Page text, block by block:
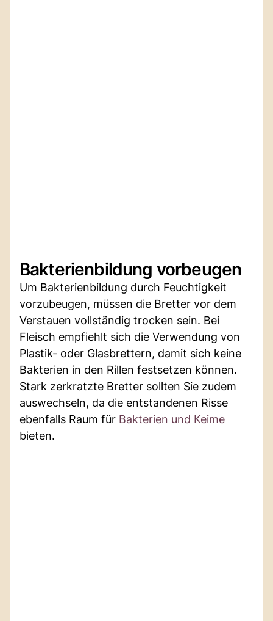
Bakterienbildung vorbeugen
Um Bakterienbildung durch Feuchtigkeit
vorzubeugen, müssen die Bretter vor dem
Verstauen vollständig trocken sein. Bei
Fleisch empfiehlt sich die Verwendung von
Plastik- oder Glasbrettern, damit sich keine
Bakterien in den Rillen festsetzen können.
Stark zerkratzte Bretter sollten Sie zudem
auswechseln, da die entstandenen Risse
ebenfalls Raum für Bakterien und Keime
bieten.